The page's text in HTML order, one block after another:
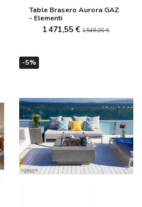
Table Brasero Aurora GAZ
- Elementi
1 471,55 € 1 549,00 €
-5%